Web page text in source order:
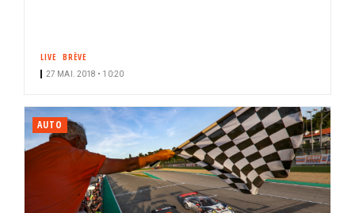
LIVE BRÈVE
27 MAI. 2018 • 10:20
AUTO